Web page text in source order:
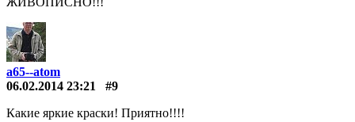
a65--atom
06.02.2014 23:21
#9
Какие яркие краски! Приятно!!!!